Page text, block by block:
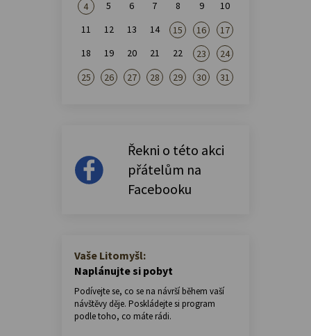
4 5 6 7 8 9
10
11
12 13 14 15 16
17
18
19 20 21 22 23
24
25
26 27 28 29 30 31
Řekni o této akci
přátelům na
Facebooku
Vaše Litomyšl:
Naplánujte si pobyt
Podívejte se, co se na návrší během vaší
návštěvy děje. Poskládejte si program
podle toho, co máte rádi.